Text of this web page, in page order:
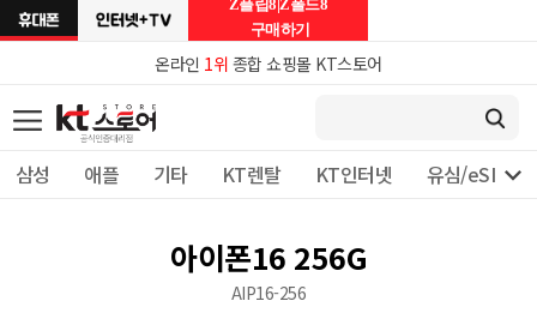
온라인 1위 종합 쇼핑몰 KT스토어
삼성 애플 기타 KT렌탈 KT인터넷 유심/eSIM 개

Z플립8|Z폴드8
구매하기
아이폰16 256G
AIP16-256